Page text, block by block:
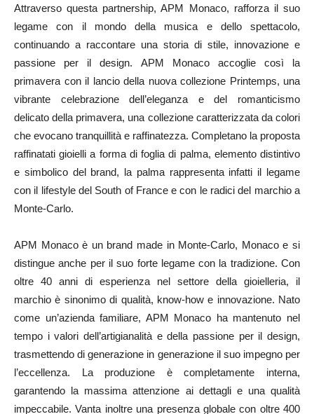
Attraverso questa partnership, APM Monaco, rafforza il suo
legame con il mondo della musica e dello spettacolo,
continuando a raccontare una storia di stile, innovazione e
passione per il design. APM Monaco accoglie così la
primavera con il lancio della nuova collezione Printemps, una
vibrante celebrazione dell’eleganza e del romanticismo
delicato della primavera, una collezione caratterizzata da colori
che evocano tranquillità e raffinatezza. Completano la proposta
raffinatati gioielli a forma di foglia di palma, elemento distintivo
e simbolico del brand, la palma rappresenta infatti il legame
con il lifestyle del South of France e con le radici del marchio a
Monte-Carlo.
APM Monaco è un brand made in Monte-Carlo, Monaco e si
distingue anche per il suo forte legame con la tradizione. Con
oltre 40 anni di esperienza nel settore della gioielleria, il
marchio è sinonimo di qualità, know-how e innovazione. Nato
come un’azienda familiare, APM Monaco ha mantenuto nel
tempo i valori dell’artigianalità e della passione per il design,
trasmettendo di generazione in generazione il suo impegno per
l’eccellenza. La produzione è completamente interna,
garantendo la massima attenzione ai dettagli e una qualità
impeccabile. Vanta inoltre una presenza globale con oltre 400